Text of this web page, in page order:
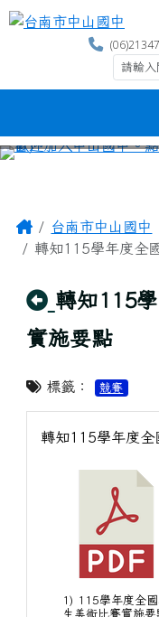
跳至主內容區
台南市中山國中
主內容區域
Home台南市中山國中
轉知115學年度全
回上頁
轉知115
實施要點
標籤： 競賽
轉知115學年度全
1) 115學年度全國
生美術比賽實施要
頁尾區域